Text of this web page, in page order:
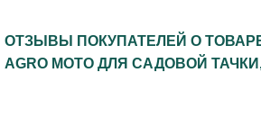
ОТЗЫВЫ ПОКУПАТЕЛЕЙ О
AGRO MOTO ДЛЯ САДОВОЙ